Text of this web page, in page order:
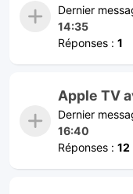
Dernier
14:35
Réponses : 1
Apple TV
Dernier
16:40
Réponses : 12